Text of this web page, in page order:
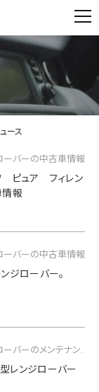
ース
ーバーの中古車情報
ピュア フィレン
報
ーバーの中古車情報
ジローバー。
ランドローバーのメンテナンス
レンジローバー